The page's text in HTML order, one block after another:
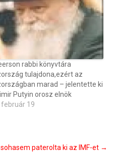
rabbi könyvtára
tulajdona,ezért az
marad – jelentette ki
Putyin orosz elnök
február 19
paterolta ki az IMF-et →